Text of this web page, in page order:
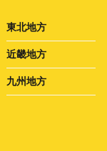
東北地方
近畿地方
九州地方